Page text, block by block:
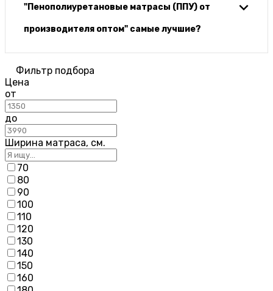
"Пенополиуретановые матрасы (ППУ) от
производителя оптом" самые лучшие?
Фильтр подбора
Цена
от
до
Ширина матраса, см.
70
80
90
100
110
120
130
140
150
160